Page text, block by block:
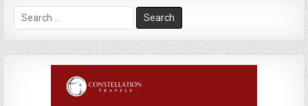
Search
for: